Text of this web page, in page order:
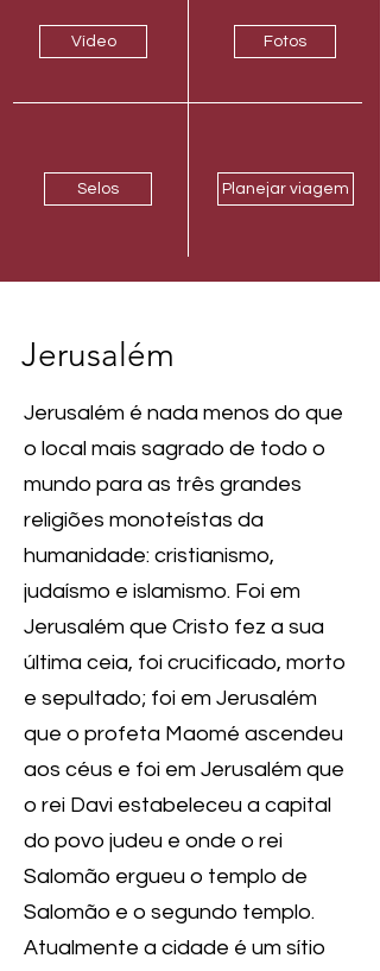
Vídeo Fotos
Selos Planejar viagem
Jerusalém
Jerusalém é nada menos do que
o local mais sagrado de todo o
mundo para as três grandes
religiões monoteístas da
humanidade: cristianismo,
judaísmo e islamismo. Foi em
Jerusalém que Cristo fez a sua
última ceia, foi crucificado, morto
e sepultado; foi em Jerusalém
que o profeta Maomé ascendeu
aos céus e foi em Jerusalém que
o rei Davi estabeleceu a capital
do povo judeu e onde o rei
Salomão ergueu o templo de
Salomão e o segundo templo.
Atualmente a cidade é um sítio